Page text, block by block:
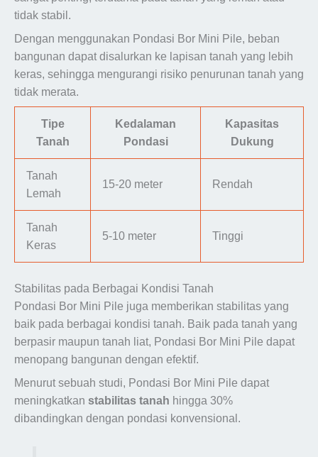
tidak stabil.
Dengan menggunakan Pondasi Bor Mini Pile, beban
bangunan dapat disalurkan ke lapisan tanah yang lebih
keras, sehingga mengurangi risiko penurunan tanah yang
tidak merata.
Tipe
Tanah
Kedalaman
Pondasi
Kapasitas
Dukung
Tanah
Lemah
15-20 meter Rendah
Tanah
Keras
5-10 meter Tinggi
Stabilitas pada Berbagai Kondisi Tanah
Pondasi Bor Mini Pile juga memberikan stabilitas yang
baik pada berbagai kondisi tanah. Baik pada tanah yang
berpasir maupun tanah liat, Pondasi Bor Mini Pile dapat
menopang bangunan dengan efektif.
Menurut sebuah studi, Pondasi Bor Mini Pile dapat
meningkatkan stabilitas tanah hingga 30%
dibandingkan dengan pondasi konvensional.